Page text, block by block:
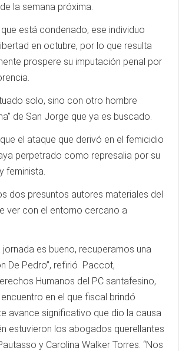
la semana próxima.
está condenado, ese individuo
en octubre, por lo que resulta
prospere su imputación penal por
solo, sino con otro hombre
de San Jorge que ya es buscado.
el ataque que derivó en el femicidio
perpetrado como represalia por su
feminista.
dos presuntos autores materiales del
ver con el entorno cercano a
jornada es bueno, recuperamos una
De Pedro”, refirió Paccot,
Humanos del PC santafesino,
en el que fiscal brindó
avance significativo que dio la causa
estuvieron los abogados querellantes
y Carolina Walker Torres. “Nos